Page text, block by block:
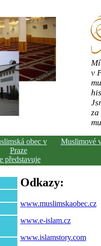
v
obec v
Praze
představuje
Muslimové
Odkazy:
www.muslimskaobec.cz
www.e-islam.cz
www.islamstory.com